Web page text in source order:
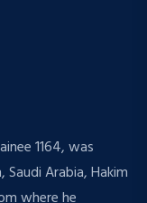
1164, was
Arabia, Hakim
where he